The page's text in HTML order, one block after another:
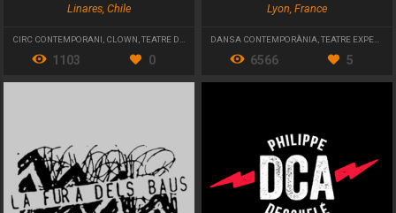
Linares, Chile
CIRC CONTEMPORANI, CLOWN,TEATRE DE CARRER
1103 0
Lyon, France
DANSA CONTEMPORÀNIA,TEATRE EXPERIMENTAL
6566 5